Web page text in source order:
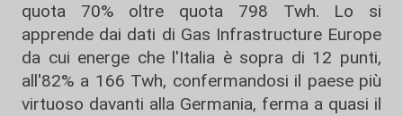
quota 70% oltre quota 798 Twh. Lo si
apprende dai dati di Gas Infrastructure Europe
da cui energe che l'Italia è sopra di 12 punti,
all'82% a 166 Twh, confermandosi il paese più
virtuoso davanti alla Germania, ferma a quasi il